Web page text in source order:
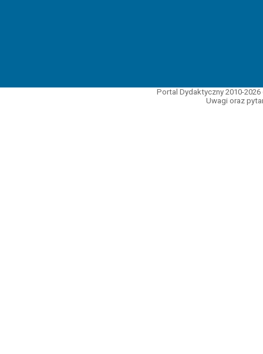
Portal Dydaktyczny 2010-
Uwagi oraz